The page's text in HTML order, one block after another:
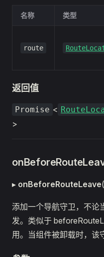
名称 类型
route
返回值
Promise <
>
▸ onBeforeRouteLeave(
添加一个导航守卫，不论
发。类似于
用。当组件被卸载时，该